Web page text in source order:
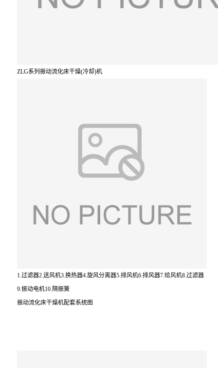
ZLG系列振动流化床干燥(冷却)机
1.过滤器2.送风机3.换热器4.旋风分离器5.排风机6.排风器7.给风机8.过滤器
9.振动电机10.隔振簧
振动流化床干燥机配套系统图